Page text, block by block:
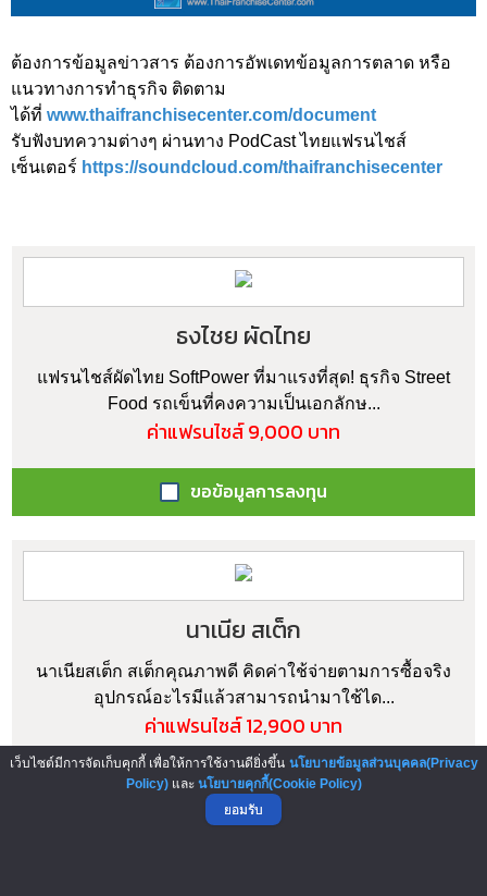
ต้องการข้อมูลข่าวสาร ต้องการอัพเดทข้อมูลการตลาด หรือ
แนวทางการทำธุรกิจ ติดตาม
ได้ที่ www.thaifranchisecenter.com/document
รับฟังบทความต่างๆ ผ่านทาง PodCast ไทยแฟรนไชส์
เซ็นเตอร์ https://soundcloud.com/thaifranchisecenter
ธงไชย ผัดไทย
แฟรนไชส์ผัดไทย SoftPower ที่มาแรงที่สุด! ธุรกิจ Street
Food รถเข็นที่คงความเป็นเอกลักษ...
ค่าแฟรนไชส์ 9,000 บาท
ขอข้อมูลการลงทุน
นาเนีย สเต็ก
นาเนียสเต็ก สเต็กคุณภาพดี คิดค่าใช้จ่ายตามการซื้อจริง
อุปกรณ์อะไรมีแล้วสามารถนำมาใช้ได...
ค่าแฟรนไชส์ 12,900 บาท
ขอข้อมูลการลงทุน
เว็บไซต์มีการจัดเก็บคุกกี้ เพื่อให้การใช้งานดียิ่งขึ้น นโยบายข้อมูลส่วนบุคคล(Privacy
Policy)และ นโยบายคุกกี้(Cookie Policy)
ยอมรับ